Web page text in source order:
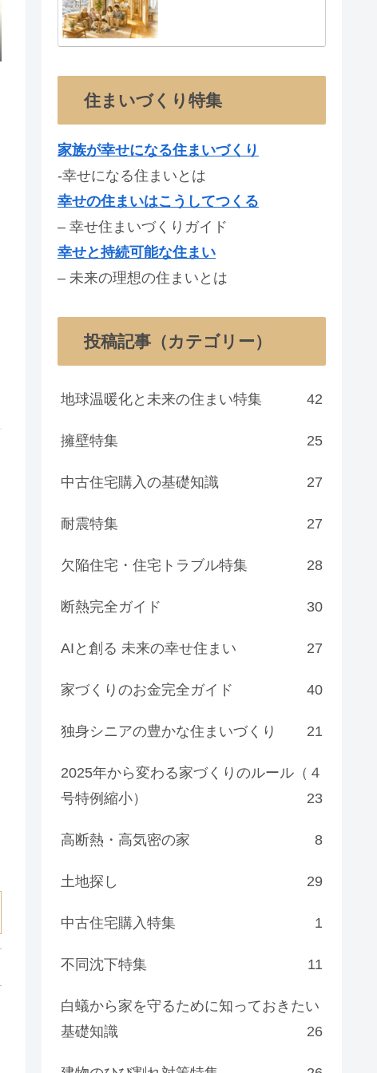
住まいづくり特集
家族が幸せになる住まいづくり
-幸せになる住まいとは
幸せの住まいはこうしてつくる
– 幸せ住まいづくりガイド
幸せと持続可能な住まい
– 未来の理想の住まいとは
投稿記事（カテゴリー）
地球温暖化と未来の住まい特集 42
擁壁特集 25
中古住宅購入の基礎知識 27
耐震特集 27
欠陥住宅・住宅トラブル特集 28
断熱完全ガイド 30
AIと創る 未来の幸せ住まい 27
家づくりのお金完全ガイド 40
独身シニアの豊かな住まいづくり 21
2025年から変わる家づくりのルール（４
号特例縮小）
23
高断熱・高気密の家 8
土地探し 29
中古住宅購入特集 1
不同沈下特集 11
白蟻から家を守るために知っておきたい
基礎知識
26